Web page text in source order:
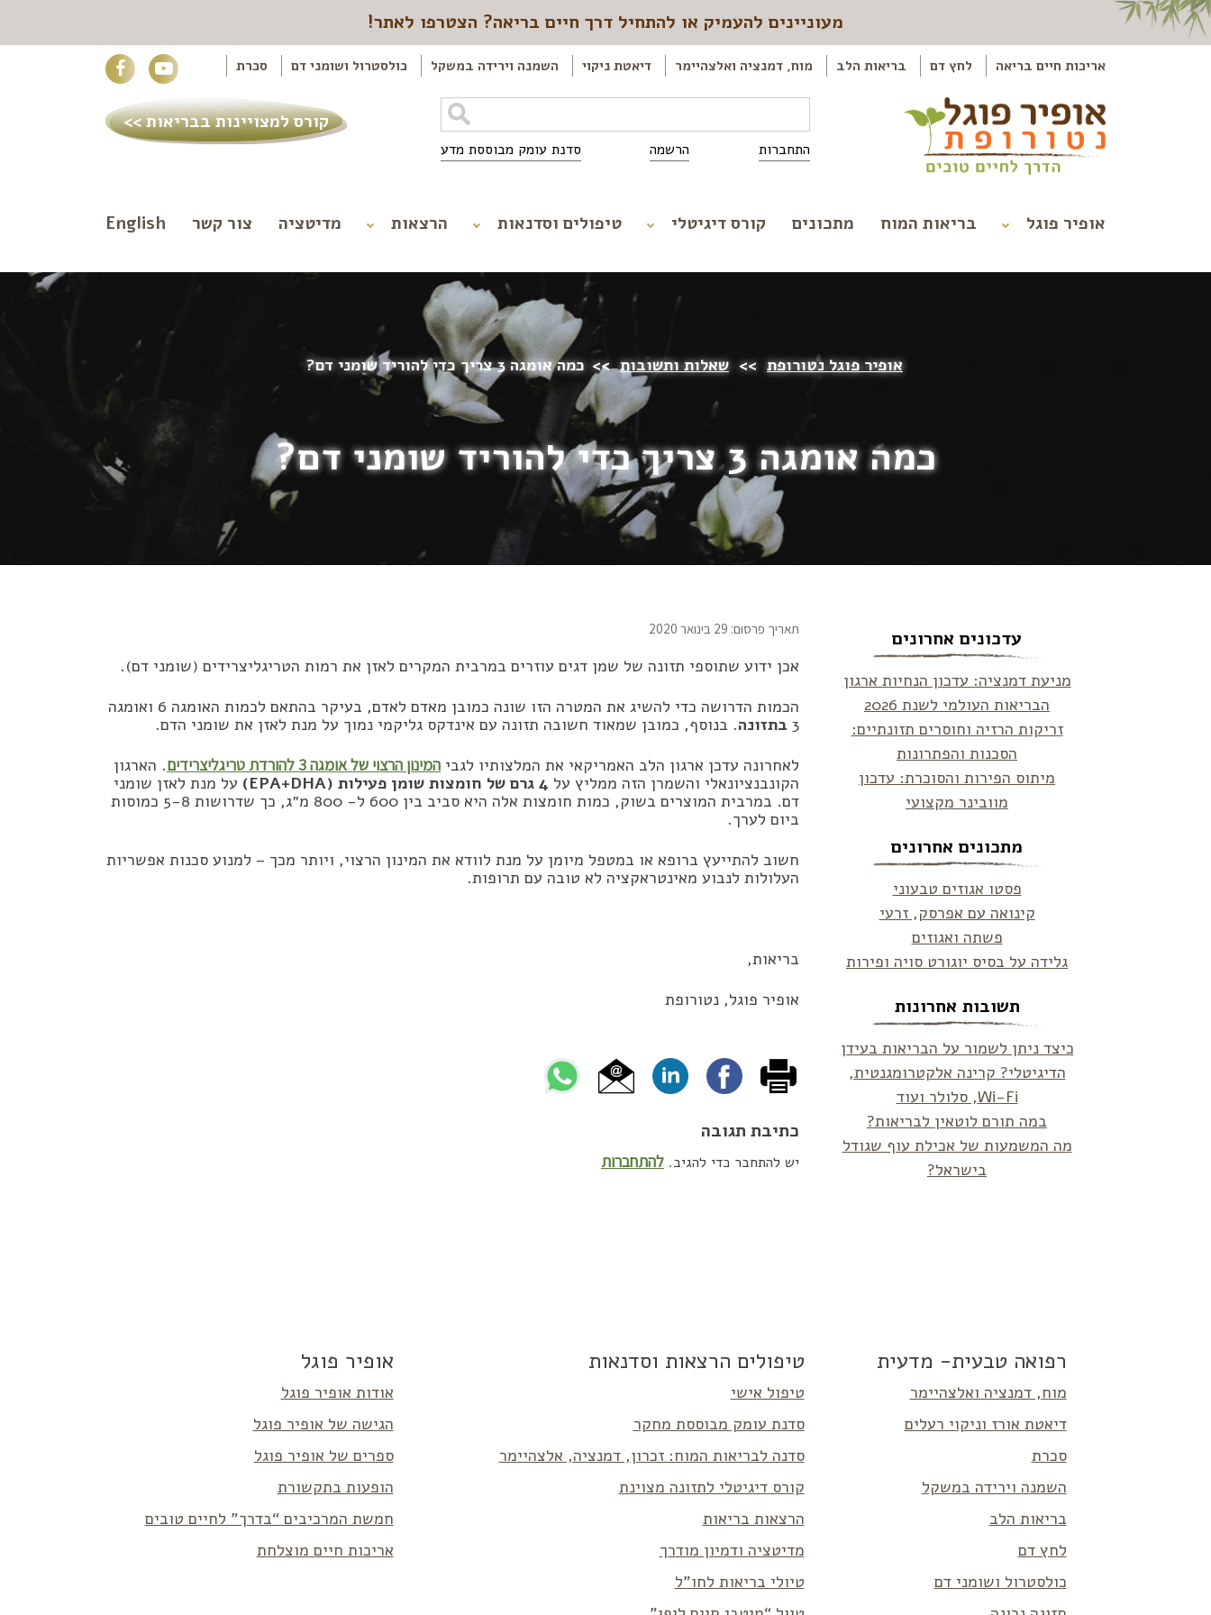
מעוניינים להעמיק או להתחיל דרך חיים בריאה? הצטרפו לאתר!
אריכות חיים בריאה לחץ דם בריאות הלב מוח, דמנציה ואלצהיימר דיאטת ניקוי השמנה וירידה במשקל כולסטרול ושומני דם סכרת
התחברות הרשמה סדנת עומק מבוססת מדע
קורס למצויינות בבריאות >>
אופיר פוגל בריאות המוח מתכונים קורס דיגיטלי טיפולים וסדנאות הרצאות מדיטציה צור קשר English
אופיר פוגל נטורופת >> שאלות ותשובות >> כמה אומגה 3 צריך כדי להוריד שומני דם?
כמה אומגה 3 צריך כדי להוריד שומני דם?
תאריך פרסום: 29 בינואר 2020
אכן ידוע שתוספי תזונה של שמן דגים עוזרים במרבית המקרים לאזן את רמות הטריגליצרידים (שומני דם).
הכמות הדרושה כדי להשיג את המטרה הזו שונה כמובן מאדם לאדם, בעיקר בהתאם לכמות האומגה 6 ואומגה
3 בתזונה. בנוסף, כמובן שמאוד חשובה תזונה עם אינדקס גליקמי נמוך על מנת לאזן את שומני הדם.
לאחרונה עדכן ארגון הלב האמריקאי את המלצותיו לגבי המינון הרצוי של אומגה 3 להורדת טריגליצרידים
. הארגון
הקונבנציונאלי והשמרן הזה ממליץ על 4 גרם של חומצות שומן פעילות (EPA+DHA)
על מנת לאזן שומני
דם. במרבית המוצרים בשוק, כמות חומצות אלה היא סביב בין 600 ל- 800 מ״ג, כך שדרושות 5-8 כמוסות
ביום לערך.
חשוב להתייעץ ברופא או במטפל מיומן על מנת לוודא את המינון הרצוי, ויותר מכך – למנוע סכנות אפשריות
העלולות לנבוע מאינטראקציה לא טובה עם תרופות.
בריאות,
אופיר פוגל, נטורופת
כתיבת תגובה
יש להתחבר כדי להגיב. להתחברות
עדכונים אחרונים
מניעת דמנציה: עדכון הנחיות ארגון
הבריאות העולמי לשנת 2026
זריקות הרזיה וחוסרים תזונתיים:
הסכנות והפתרונות
מיתוס הפירות והסוכרת: עדכון
מוובינר מקצועי
מתכונים אחרונים
פסטו אגוזים טבעוני
קינואה עם אפרסק, זרעי
פשתה ואגוזים
גלידה על בסיס יוגורט סויה ופירות
תשובות אחרונות
כיצד ניתן לשמור על הבריאות בעידן
הדיגיטלי? קרינה אלקטרומגנטית,
Wi-Fi, סלולר ועוד
במה תורם לוטאין לבריאות?
מה המשמעות של אכילת עוף שגודל
בישראל?
אופיר פוגל
אודות אופיר פוגל
הגישה של אופיר פוגל
ספרים של אופיר פוגל
הופעות בתקשורת
חמשת המרכיבים “בדרך” לחיים טובים
אריכות חיים מוצלחת
טיפולים הרצאות וסדנאות
טיפול אישי
סדנת עומק מבוססת מחקר
סדנה לבריאות המוח: זכרון, דמנציה, אלצהיימר
קורס דיגיטלי לתזונה מצוינת
הרצאות בריאות
מדיטציה ודמיון מודרך
טיולי בריאות לחו”ל
רפואה טבעית- מדעית
מוח, דמנציה ואלצהיימר
דיאטת אורז וניקוי רעלים
סכרת
השמנה וירידה במשקל
בריאות הלב
לחץ דם
כולסטרול ושומני דם